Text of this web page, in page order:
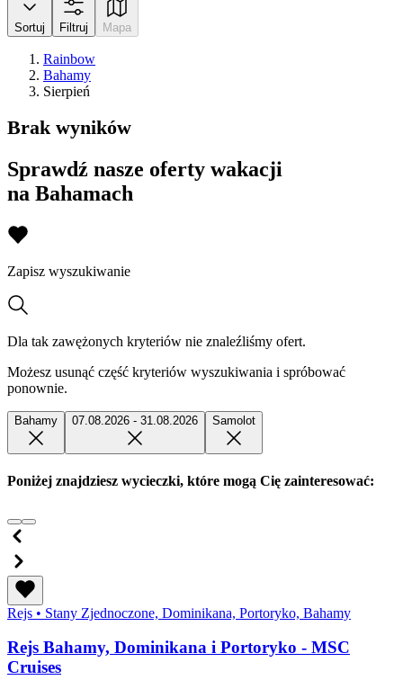
Sortuj Filtruj Mapa
Rainbow
Bahamy
Sierpień
Brak wyników
Sprawdź nasze oferty wakacji
na Bahamach
Zapisz wyszukiwanie
Dla tak zawężonych kryteriów nie znaleźliśmy ofert.
Możesz usunąć część kryteriów wyszukiwania i spróbować
ponownie.
Bahamy 07.08.2026 - 31.08.2026 Samolot
Poniżej znajdziesz wycieczki, które mogą Cię zainteresować:
Rejs • Stany Zjednoczone, Dominikana, Portoryko, Bahamy
Rejs Bahamy, Dominikana i Portoryko - MSC
Cruises